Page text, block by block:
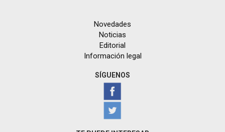
Novedades
Noticias
Editorial
Información legal
SÍGUENOS